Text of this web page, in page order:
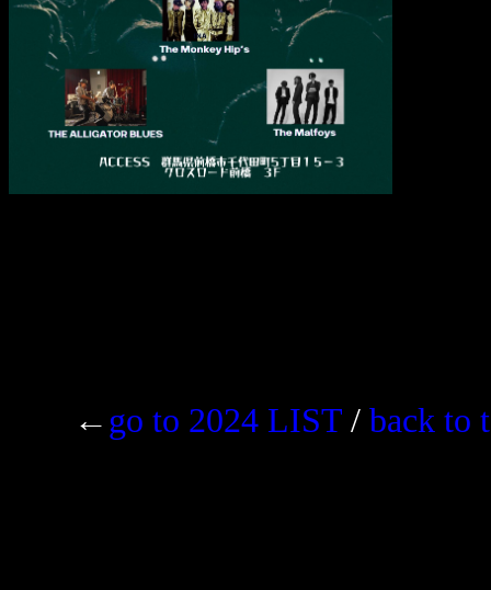
← go to 2024 LIST/ back to